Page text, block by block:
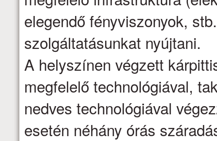
elegendő fényviszonyok,
szolgáltatásunkat nyújtani.
A helyszínen végzett
megfelelő technológiával,
nedves technológiával
esetén néhány órás